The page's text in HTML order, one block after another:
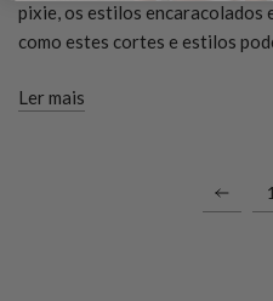
pixie, os estilos encaracolados
como estes cortes e estilos
Ler mais
1